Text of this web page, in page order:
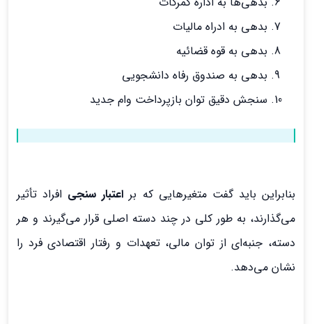
بدهی به ادراه مالیات
بدهی به قوه قضائیه
بدهی به صندوق رفاه دانشجویی
سنجش دقیق توان بازپرداخت وام جدید
بنابراین باید گفت متغیرهایی که بر اعتبار سنجی افراد تأثیر
می‌گذارند، به طور کلی در چند دسته اصلی قرار می‌گیرند و هر
دسته، جنبه‌ای از توان مالی، تعهدات و رفتار اقتصادی فرد را
نشان می‌دهد.